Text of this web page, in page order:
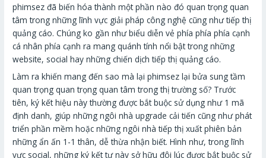
phimsez đã biến hóa thành một phần nào đó quan trọng quan
tâm trong những lĩnh vực giải pháp công nghệ cũng như tiếp thị
quảng cáo. Chúng ko gần như biểu diễn vẻ phía phía phía cạnh
cá nhân phía cạnh ra mang quánh tính nổi bật trong những
website, social hay những chiến dịch tiếp thị quảng cáo.
Làm ra khiến mang đến sao mà lại phimsez lại bửa sung tầm
quan trọng quan trọng quan tâm trong thị trường số? Trước
tiên, ký kết hiệu này thường được bắt buộc sử dụng như 1 mã
định danh, giúp những ngôi nhà upgrade cải tiến cũng như phát
triển phần mềm hoặc những ngôi nhà tiếp thị xuất phiên bản
những ẩn ấn 1-1 thân, dễ thừa nhận biết. Hình như, trong lĩnh
vực social, những ký kết tự này sở hữu đôi lúc được bắt buộc sử